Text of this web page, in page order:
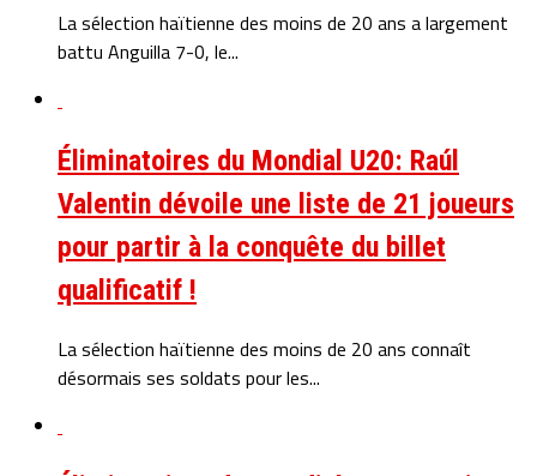
La sélection haïtienne des moins de 20 ans a largement
battu Anguilla 7-0, le...
Éliminatoires du Mondial U20: Raúl
Valentin dévoile une liste de 21 joueurs
pour partir à la conquête du billet
qualificatif !
La sélection haïtienne des moins de 20 ans connaît
désormais ses soldats pour les...